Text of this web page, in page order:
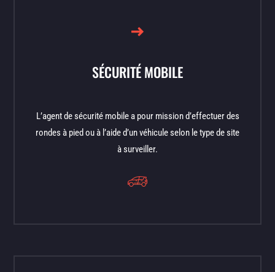
SÉCURITÉ MOBILE
L’agent de sécurité mobile a pour mission d’effectuer des
rondes à pied ou à l’aide d’un véhicule selon le type de site
à surveiller.